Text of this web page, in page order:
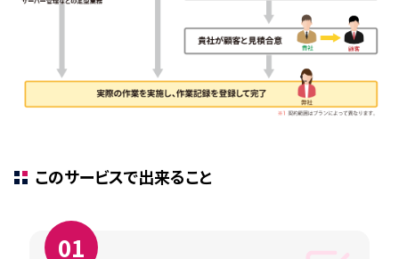
このサービスで出来ること